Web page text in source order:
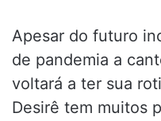
Apesar do futuro
de pandemia a
voltará a ter sua
Desirê tem muitos